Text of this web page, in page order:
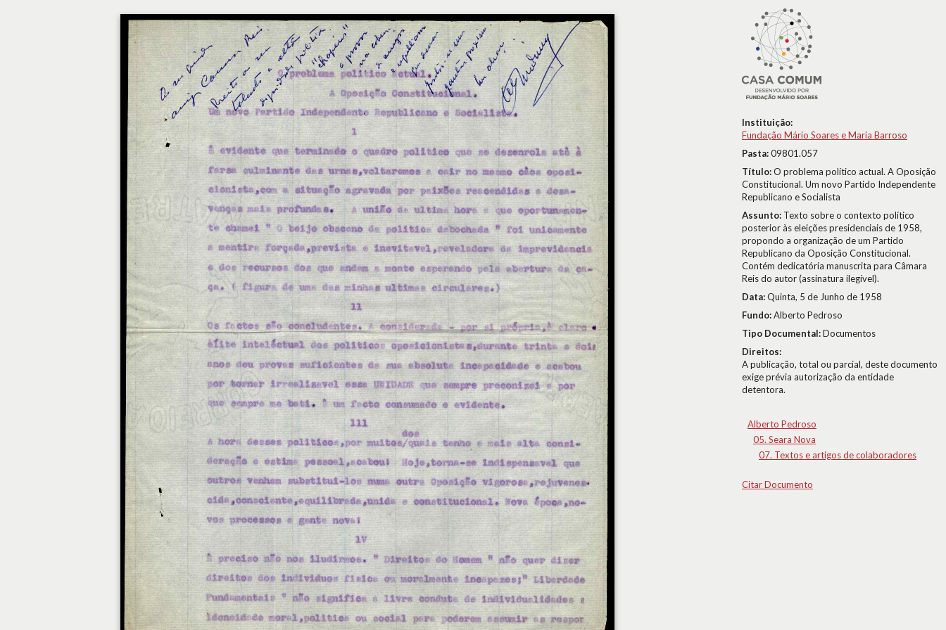
Instituição:
Fundação Mário Soares e Maria Barroso
Pasta:09801.057
Título:O problema político actual. A Oposição
Constitucional. Um novo Partido Independente
Republicano e Socialista
Assunto: Texto sobre o contexto político
posterior às eleições presidenciais de 1958,
propondo a organização de um Partido
Republicano da Oposição Constitucional.
Contém dedicatória manuscrita para Câmara
Reis do autor (assinatura ilegível).
Data:Quinta, 5 de Junho de 1958
Fundo:Alberto Pedroso
Tipo Documental:Documentos
Direitos:
A publicação, total ou parcial, deste documento
exige prévia autorização da entidade
detentora.
Alberto Pedroso
05. Seara Nova
07. Textos e artigos de colaboradores
Citar Documento